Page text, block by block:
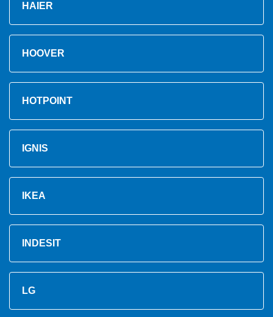
HAIER
HOOVER
HOTPOINT
IGNIS
IKEA
INDESIT
LG